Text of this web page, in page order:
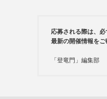
応募される際は、
最新の開催情報をご
「登竜門」編集部